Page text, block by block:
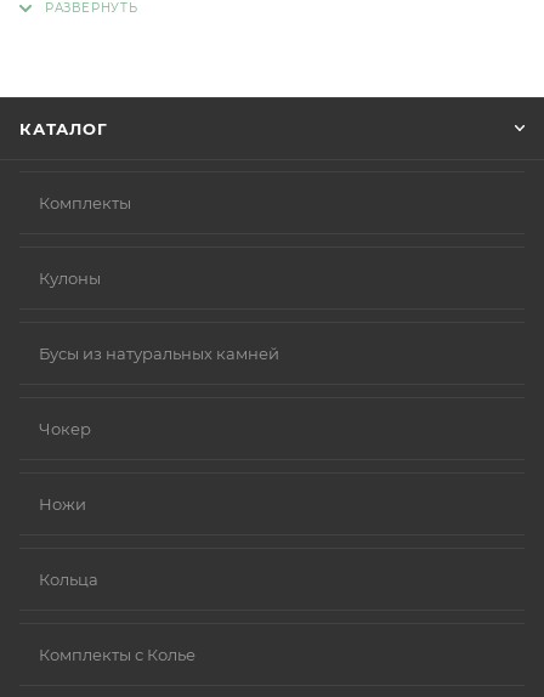
КАТАЛОГ
Комплекты
Кулоны
Бусы из натуральных камней
Чокер
Ножи
Кольца
Комплекты с Колье